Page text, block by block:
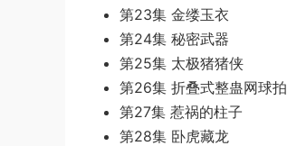
第23集 金缕玉衣
第24集 秘密武器
第25集 太极猪猪侠
第26集 折叠式整蛊网球拍
第27集 惹祸的柱子
第28集 卧虎藏龙